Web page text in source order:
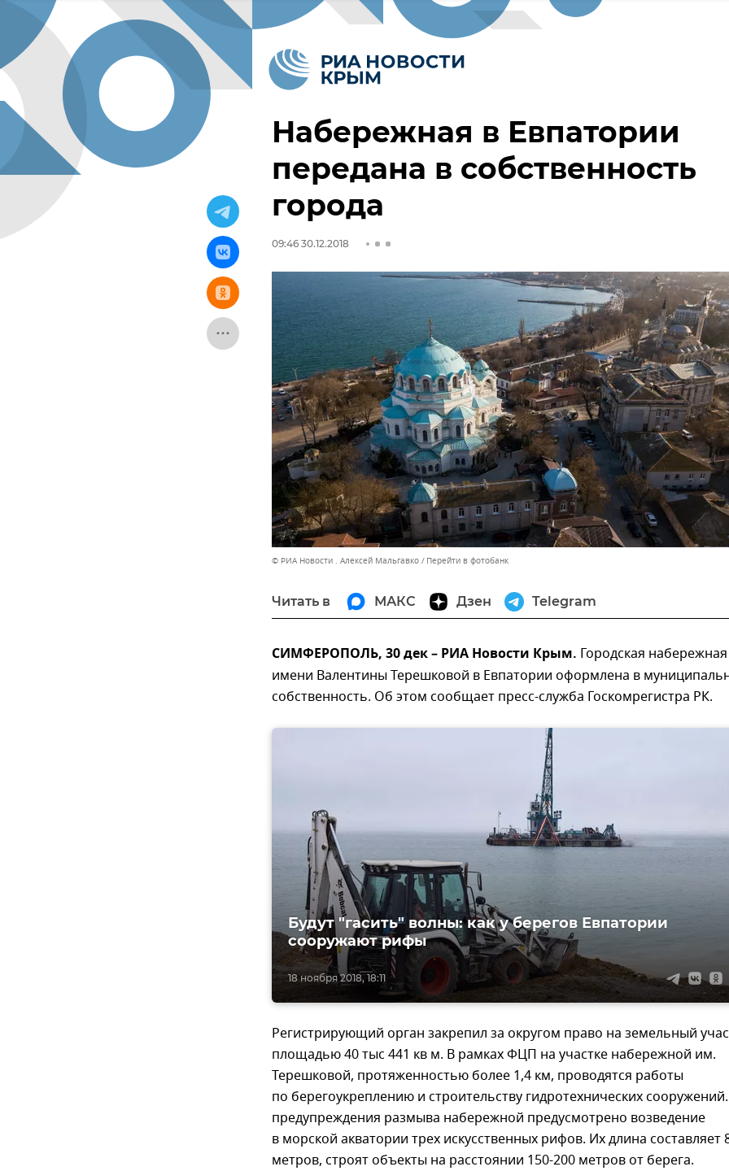
Набережная в Евпатории
передана в собственность
города
09:46 30.12.2018
© РИА Новости . Алексей Мальгавко Перейти в фотобанк
Читать в МАКС Дзен Telegram
СИМФЕРОПОЛЬ, 30 дек – РИА Новости Крым. Городская набережная
имени Валентины Терешковой в Евпатории оформлена в
собственность. Об этом сообщает пресс-служба Госкомрегистра РК.
18 ноября 2018, 18:11
Будут "гасить" волны: как у берегов Евпатории
сооружают рифы
Регистрирующий орган закрепил за округом право на земельный
площадью 40 тыс 441 кв м. В рамках ФЦП на участке набережной им.
Терешковой, протяженностью более 1,4 км, проводятся работы
по берегоукреплению и строительству гидротехнических
предупреждения размыва набережной предусмотрено возведение
в морской акватории трех искусственных рифов. Их длина составляет
метров, строят объекты на расстоянии 150-200 метров от берега.